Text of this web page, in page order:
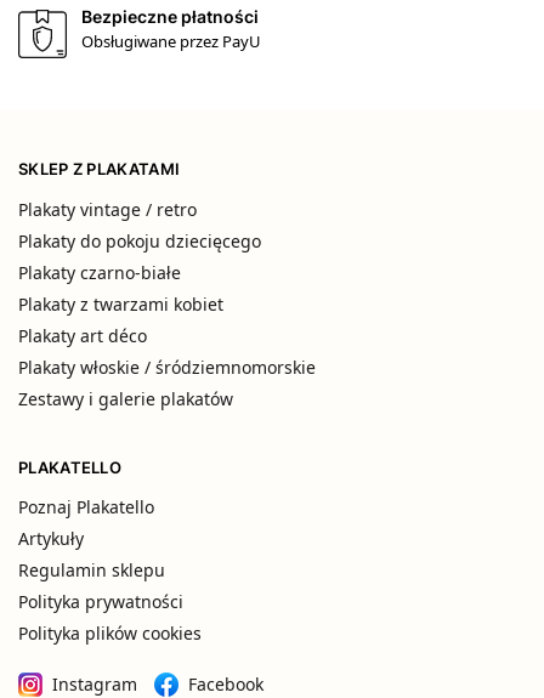
Bezpieczne płatności
Obsługiwane przez PayU
SKLEP Z PLAKATAMI
Plakaty vintage / retro
Plakaty do pokoju dziecięcego
Plakaty czarno-białe
Plakaty z twarzami kobiet
Plakaty art déco
Plakaty włoskie / śródziemnomorskie
Zestawy i galerie plakatów
PLAKATELLO
Poznaj Plakatello
Artykuły
Regulamin sklepu
Polityka prywatności
Polityka plików cookies
Instagram Facebook